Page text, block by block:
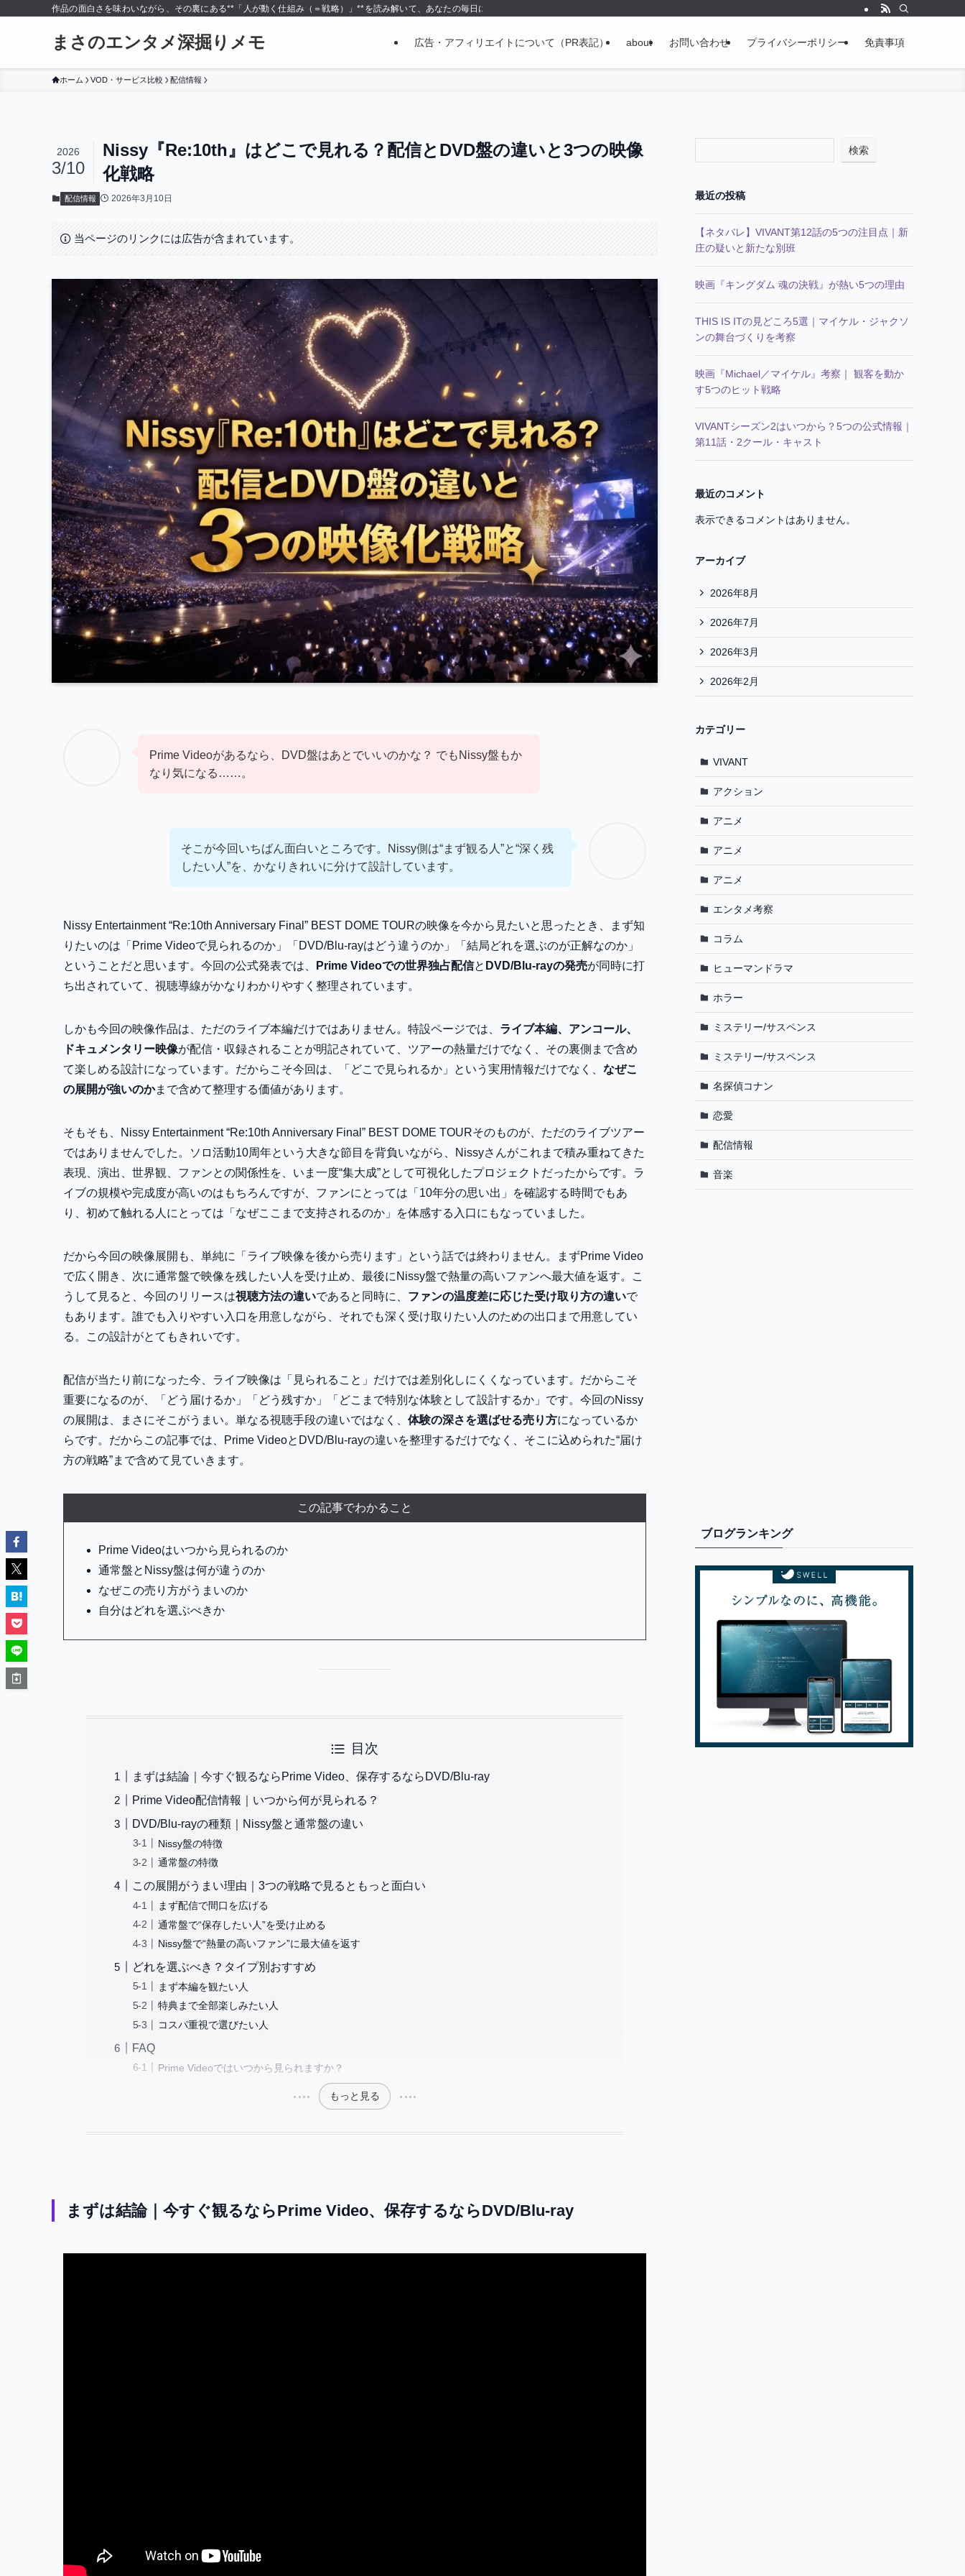
作品の面白さを味わいながら、その裏にある**「人が動く仕組み（＝戦略）」**を読み解いて、あなたの毎日に使える形で持ち帰る場所です。
まさのエンタメ深掘りメモ 広告・アフィリエイトについて（PR表記） about お問い合わせ プライバシーポリシー 免責事項
ホーム VOD・サービス比較 配信情報
Nissy『Re:10th』はどこで見れる？配信とDVD盤の違いと3つの映像
化戦略
2026
3/10
配信情報 2026年3月10日
当ページのリンクには広告が含まれています。
Prime Videoがあるなら、DVD盤はあとでいいのかな？ でもNissy盤もか
なり気になる……。
そこが今回いちばん面白いところです。Nissy側は“まず観る人”と“深く残
したい人”を、かなりきれいに分けて設計しています。
Nissy Entertainment “Re:10th Anniversary Final” BEST DOME TOURの映像を今から見たいと思ったとき、まず知
りたいのは「Prime Videoで見られるのか」「DVD/Blu-rayはどう違うのか」「結局どれを選ぶのが正解なのか」
ということだと思います。今回の公式発表では、
Prime Videoでの世界独占配信と DVD/Blu-rayの発売が同時に打
ち出されていて、視聴導線がかなりわかりやすく整理されています。
しかも今回の映像作品は、ただのライブ本編だけではありません。特設ページでは、 ライブ本編、アンコール、
ドキュメンタリー映像が配信・収録されることが明記されていて、ツアーの熱量だけでなく、その裏側まで含め
て楽しめる設計になっています。だからこそ今回は、「どこで見られるか」という実用情報だけでなく、 なぜこ
の展開が強いのかまで含めて整理する価値があります。
そもそも、Nissy Entertainment “Re:10th Anniversary Final” BEST DOME TOURそのものが、ただのライブツアー
ではありませんでした。ソロ活動10周年という大きな節目を背負いながら、Nissyさんがこれまで積み重ねてきた
表現、演出、世界観、ファンとの関係性を、いま一度“集大成”として可視化したプロジェクトだったからです。ラ
イブの規模や完成度が高いのはもちろんですが、ファンにとっては「10年分の思い出」を確認する時間でもあ
り、初めて触れる人にとっては「なぜここまで支持されるのか」を体感する入口にもなっていました。
だから今回の映像展開も、単純に「ライブ映像を後から売ります」という話では終わりません。まずPrime Video
で広く開き、次に通常盤で映像を残したい人を受け止め、最後にNissy盤で熱量の高いファンへ最大値を返す。こ
うして見ると、今回のリリースは視聴方法の違いであると同時に、 ファンの温度差に応じた受け取り方の違いで
もあります。誰でも入りやすい入口を用意しながら、それでも深く受け取りたい人のための出口まで用意してい
る。この設計がとてもきれいです。
配信が当たり前になった今、ライブ映像は「見られること」だけでは差別化しにくくなっています。だからこそ
重要になるのが、「どう届けるか」「どう残すか」「どこまで特別な体験として設計するか」です。今回のNissy
の展開は、まさにそこがうまい。単なる視聴手段の違いではなく、 体験の深さを選ばせる売り方になっているか
らです。だからこの記事では、Prime VideoとDVD/Blu-rayの違いを整理するだけでなく、そこに込められた“届け
方の戦略”まで含めて見ていきます。
この記事でわかること
Prime Videoはいつから見られるのか
通常盤とNissy盤は何が違うのか
なぜこの売り方がうまいのか
自分はどれを選ぶべきか
目次
まずは結論｜今すぐ観るならPrime Video、保存するならDVD/Blu-ray
Prime Video配信情報｜いつから何が見られる？
DVD/Blu-rayの種類｜Nissy盤と通常盤の違い
Nissy盤の特徴
通常盤の特徴
この展開がうまい理由｜3つの戦略で見るともっと面白い
まず配信で間口を広げる
通常盤で“保存したい人”を受け止める
Nissy盤で“熱量の高いファン”に最大値を返す
どれを選ぶべき？タイプ別おすすめ
まず本編を観たい人
特典まで全部楽しみたい人
コスパ重視で選びたい人
FAQ
Prime Videoではいつから見られますか？
もっと見る
まずは結論｜今すぐ観るならPrime Video、保存するならDVD/Blu-ray
検索
最近の投稿
【ネタバレ】VIVANT第12話の5つの注目点｜新
庄の疑いと新たな別班
映画『キングダム 魂の決戦』が熱い5つの理由
THIS IS ITの見どころ5選｜マイケル・ジャクソ
ンの舞台づくりを考察
映画『Michael／マイケル』考察｜ 観客を動か
す5つのヒット戦略
VIVANTシーズン2はいつから？5つの公式情報｜
第11話・2クール・キャスト
最近のコメント
表示できるコメントはありません。
アーカイブ
2026年8月
2026年7月
2026年3月
2026年2月
カテゴリー
VIVANT
アクション
アニメ
アニメ
アニメ
エンタメ考察
コラム
ヒューマンドラマ
ホラー
ミステリー/サスペンス
ミステリー/サスペンス
名探偵コナン
恋愛
配信情報
音楽
ブログランキング